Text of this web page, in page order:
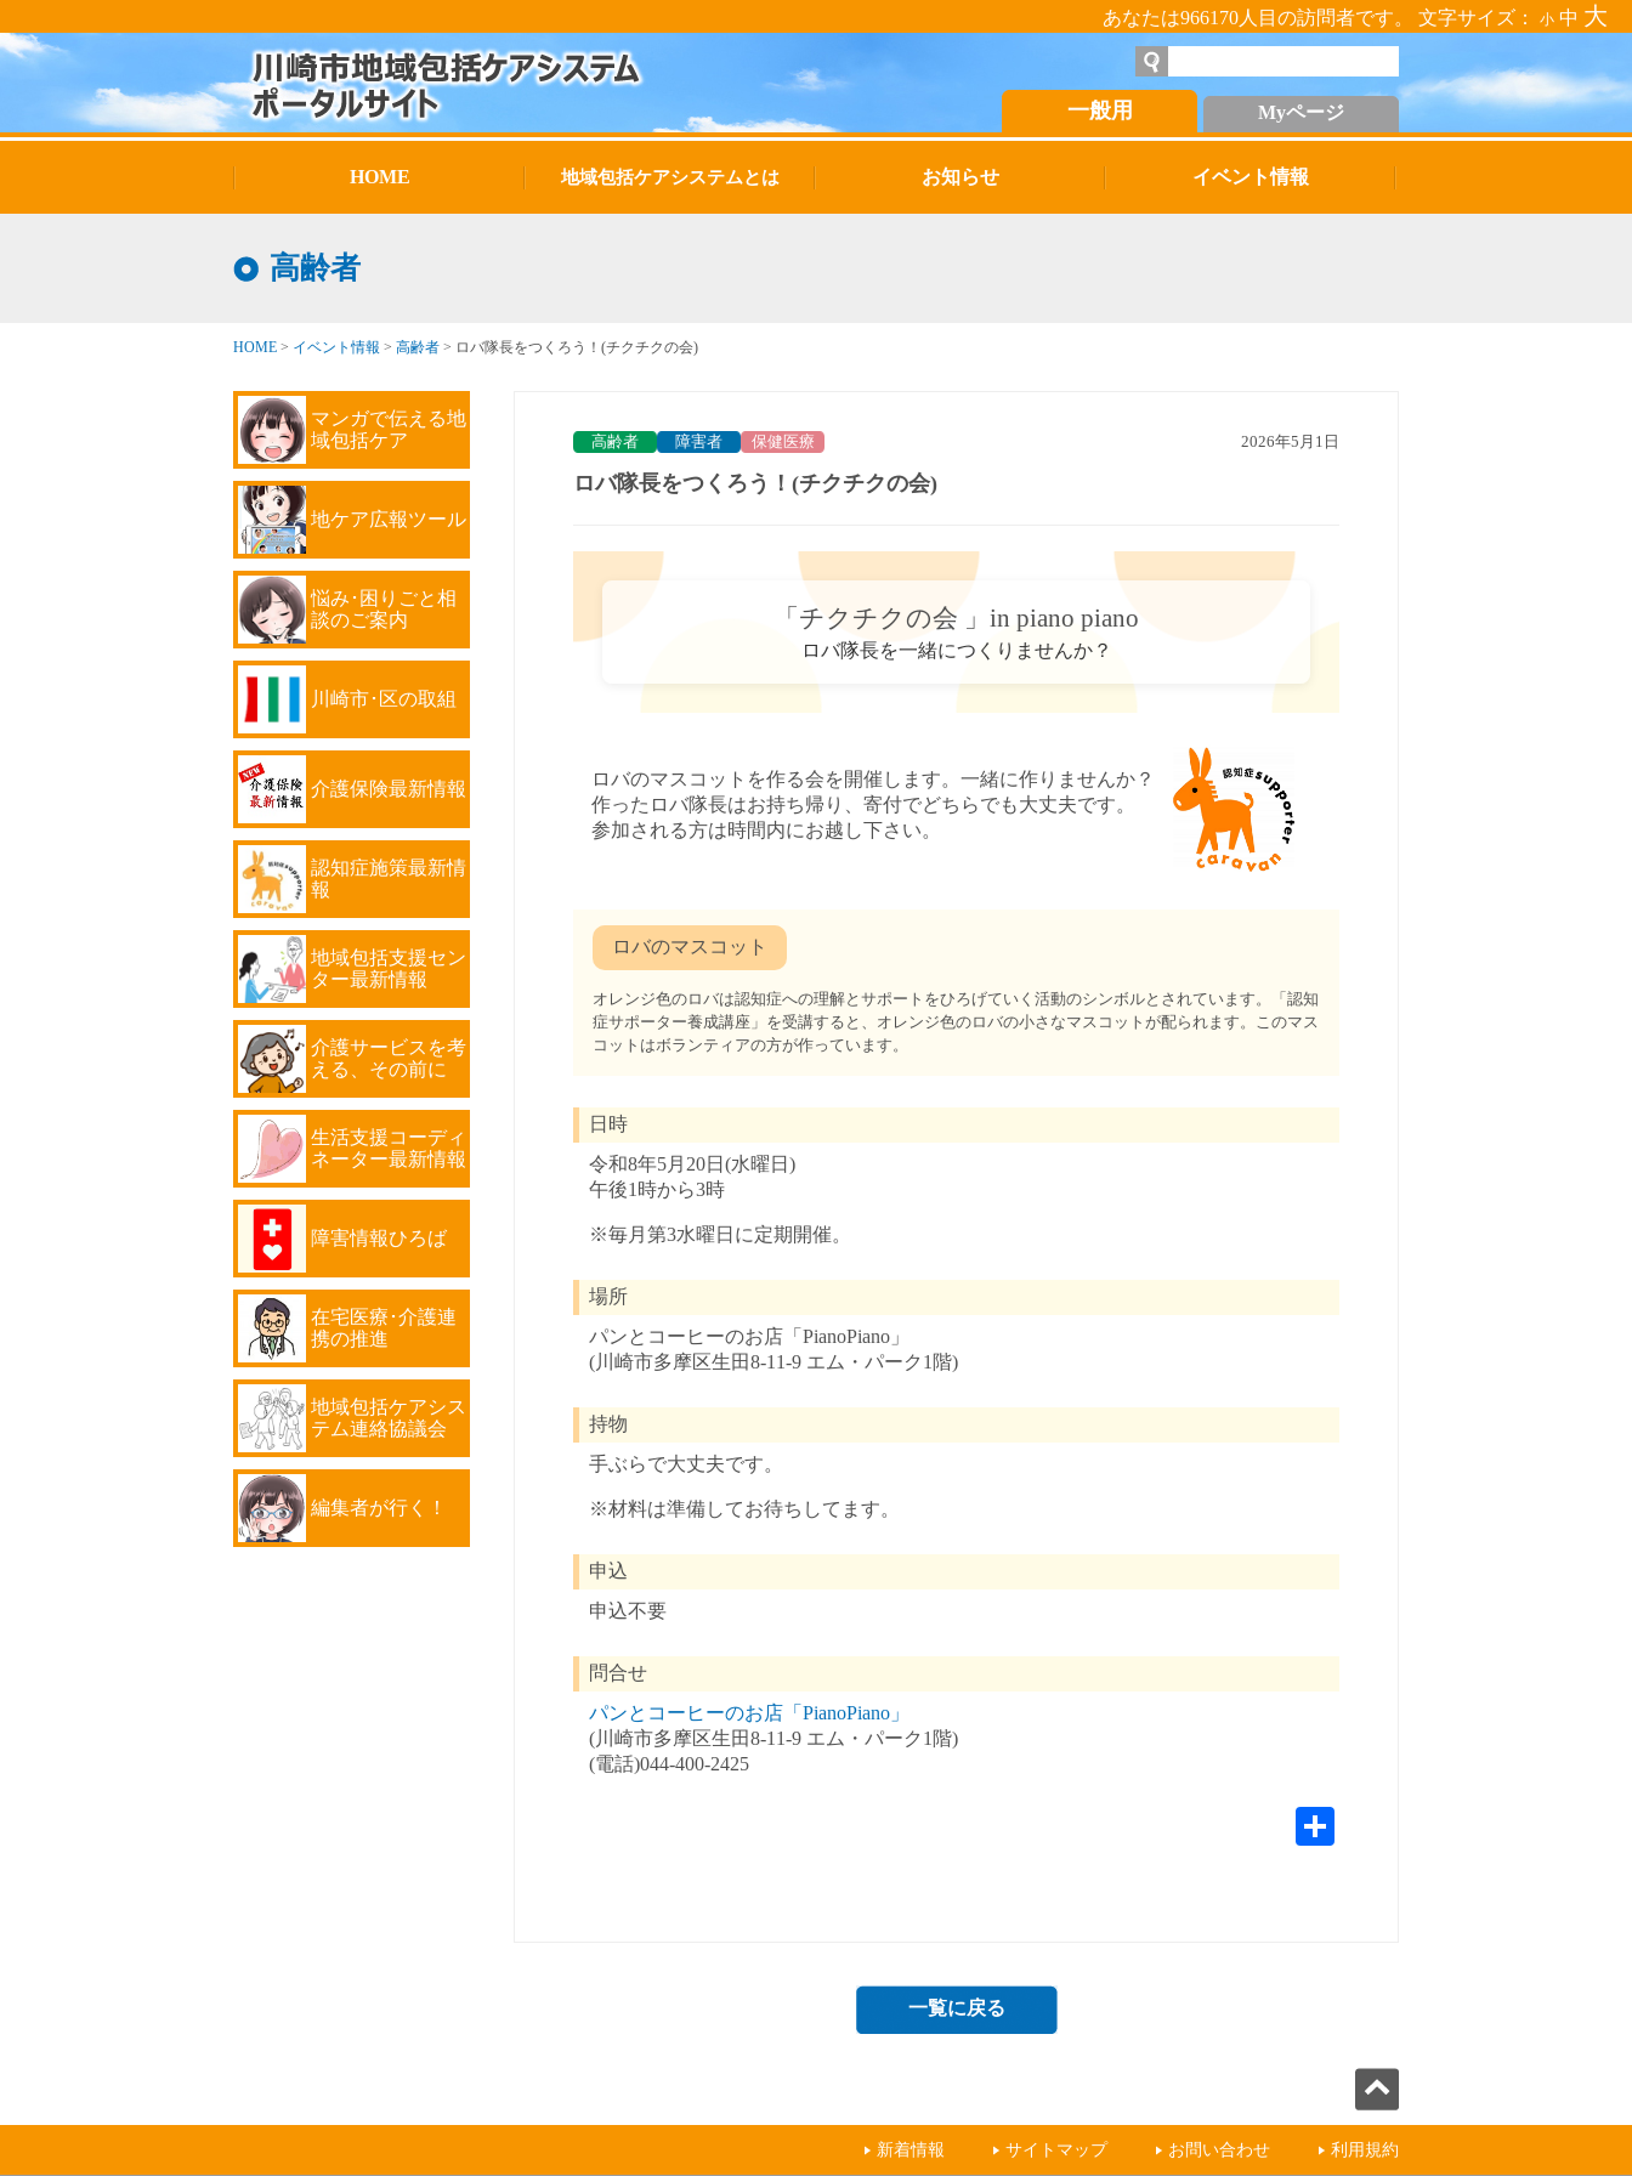
あなたは966170人目の訪問者です。 文字サイズ： 小 中 大
一般用 Myページ
HOME 地域包括ケアシステムとは お知らせ イベント情報
高齢者
HOME > イベント情報 > 高齢者 > ロバ隊長をつくろう！(チクチクの会)
マンガで伝える地
域包括ケア
地ケア広報ツール
悩み･困りごと相
談のご案内
川崎市･区の取組
介護保険最新情報
認知症施策最新情
報
地域包括支援セン
ター最新情報
介護サービスを考
える、その前に
生活支援コーディ
ネーター最新情報
障害情報ひろば
在宅医療･介護連
携の推進
地域包括ケアシス
テム連絡協議会
編集者が行く！
高齢者 障害者 保健医療 2026年5月1日
ロバ隊長をつくろう！(チクチクの会)
「チクチクの会 」in piano piano
ロバ隊長を一緒につくりませんか？
ロバのマスコットを作る会を開催します。一緒に作りませんか？
作ったロバ隊長はお持ち帰り、寄付でどちらでも大丈夫です。
参加される方は時間内にお越し下さい。
オレンジ色のロバは認知症への理解とサポートをひろげていく活動のシンボルとされています。「認知
症サポーター養成講座」を受講すると、オレンジ色のロバの小さなマスコットが配られます。このマス
コットはボランティアの方が作っています。
日時
令和8年5月20日(水曜日)
午後1時から3時
※毎月第3水曜日に定期開催。
場所
パンとコーヒーのお店「PianoPiano」
(川崎市多摩区生田8-11-9 エム・パーク1階)
持物
手ぶらで大丈夫です。
※材料は準備してお待ちしてます。
申込
申込不要
問合せ
パンとコーヒーのお店「PianoPiano」
(川崎市多摩区生田8-11-9 エム・パーク1階)
(電話)044-400-2425
一覧に戻る
利用規約
お問い合わせ
サイトマップ
新着情報